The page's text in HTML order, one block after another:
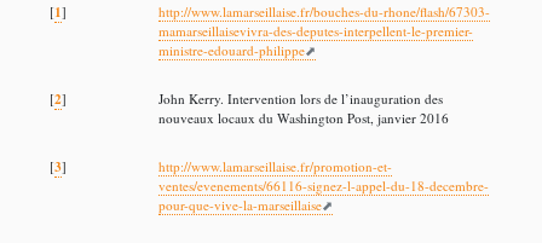
[1]
http://www.lamarseillaise.fr/bouches-du-rhone/flash/67303-
mamarseillaisevivra-des-deputes-interpellent-le-premier-
ministre-edouard-philippe
[2]
John Kerry. Intervention lors de l’inauguration des
nouveaux locaux du Washington Post, janvier 2016
[3]
http://www.lamarseillaise.fr/promotion-et-
ventes/evenements/66116-signez-l-appel-du-18-decembre-
pour-que-vive-la-marseillaise